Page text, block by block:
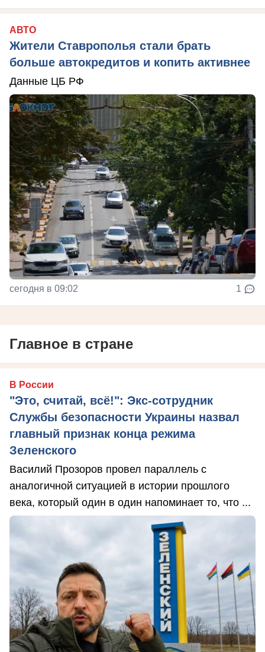
АВТО
Жители Ставрополья стали брать
больше автокредитов и копить активнее
Данные ЦБ РФ
сегодня в 09:02 1
Главное в стране
В России
"Это, считай, всё!": Экс-сотрудник
Службы безопасности Украины назвал
главный признак конца режима
Зеленского
Василий Прозоров провел параллель с
аналогичной ситуацией в истории прошлого
века, который один в один напоминает то, что ...